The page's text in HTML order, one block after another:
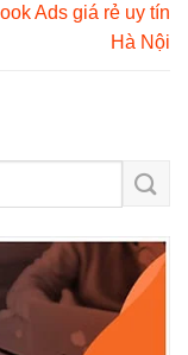
Ads giá rẻ uy tín
Hà Nội